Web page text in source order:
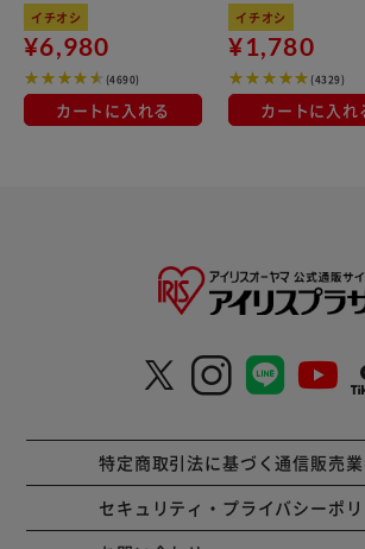
kg×3袋
イチオシ
¥6,980
(4690)
カートに入れる
100％使用
イチオシ
¥1,780
(4329)
カートに入れ
特定商取引法に基づく通信販売
セキュリティ・プライバシーポ